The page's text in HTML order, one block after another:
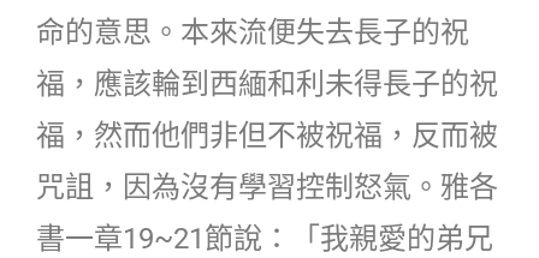
命的意思。本來流便失去長子的祝
福，應該輪到西緬和利未得長子的祝
福，然而他們非但不被祝福，反而被
咒詛，因為沒有學習控制怒氣。雅各
書一章19~21節說：「我親愛的弟兄